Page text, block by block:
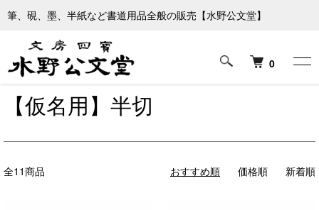
筆、硯、墨、半紙など書道用品全般の販売【水野公文堂】
0
ホーム 書道紙 【仮名用】半切
【仮名用】半切
全11商品 おすすめ順 価格順 新着順